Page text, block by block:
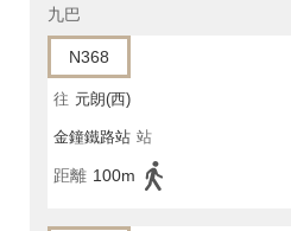
九巴
N368
往 元朗(西)
金鐘鐵路站 站
距離 100m